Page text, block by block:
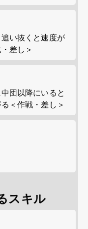
い抜くと速度が
差し＞
団以降にいると
＜作戦・差し＞
スキル